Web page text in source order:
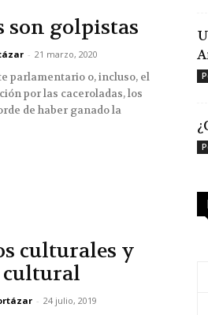
son golpistas
- 21 marzo, 2020
parlamentario o, incluso, el
por las caceroladas, los
de haber ganado la
culturales y
cultural
- 24 julio, 2019